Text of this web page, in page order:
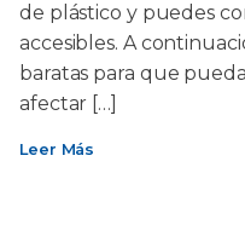
de plástico y puedes
accesibles. A
baratas para que
afectar […]
Leer Más